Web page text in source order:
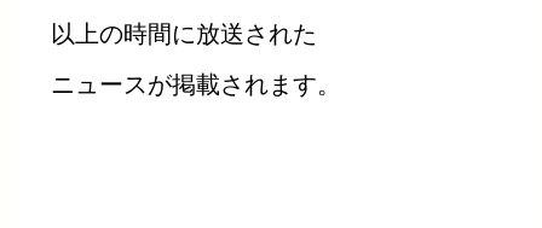
以上の時間に放送された
ニュースが掲載されます。